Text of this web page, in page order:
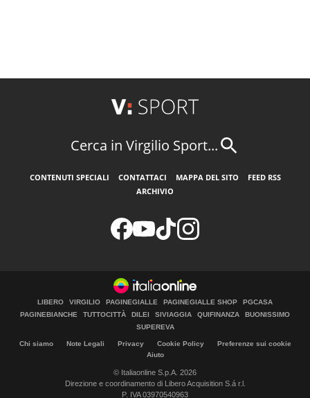
Cerca in Virgilio Sport...
CONTENUTI SPECIALI CONTATTACI MAPPA DEL SITO
FEED RSS
ARCHIVIO
LIBERO VIRGILIO PAGINEGIALLE PAGINEGIALLE SHOP
PGCASA
PAGINEBIANCHE
TUTTOCITTÀ DILEI SIVIAGGIA QUIFINANZA
BUONISSIMO
SUPEREVA
Chi siamo Note Legali Privacy Cookie Policy
Preferenze sui cookie
Aiuto
© Italiaonline S.p.A. 2026
Direzione e coordinamento di Libero Acquisition S.á r.l.
P. IVA 03970540963